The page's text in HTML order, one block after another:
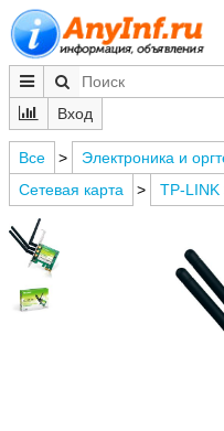
Вход
Все > Электроника и
Сетевая карта
> TP-LINK